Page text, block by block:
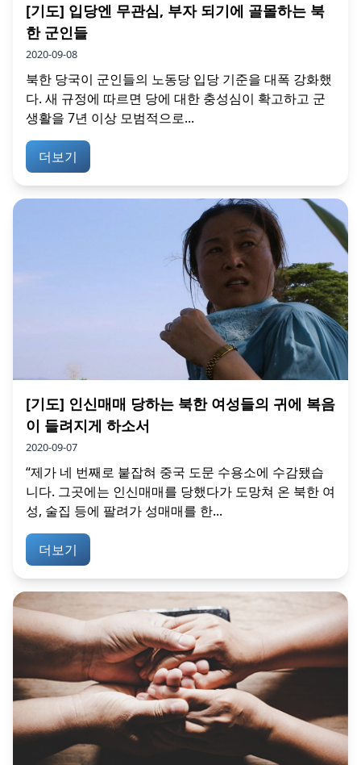
[기도] 입당엔 무관심, 부자 되기에 골몰하는 북
한 군인들
2020-09-08
북한 당국이 군인들의 노동당 입당 기준을 대폭 강화했
다. 새 규정에 따르면 당에 대한 충성심이 확고하고 군
생활을 7년 이상 모범적으로...
더보기
[기도] 인신매매 당하는 북한 여성들의 귀에 복음
이 들려지게 하소서
2020-09-07
“제가 네 번째로 붙잡혀 중국 도문 수용소에 수감됐습
니다. 그곳에는 인신매매를 당했다가 도망쳐 온 북한 여
성, 술집 등에 팔려가 성매매를 한...
더보기